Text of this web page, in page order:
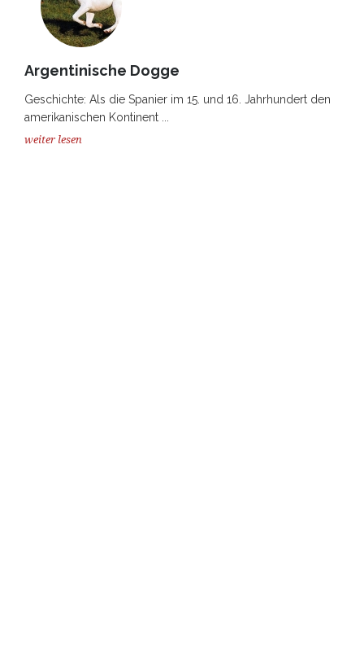
Argentinische Dogge
Geschichte: Als die Spanier im 15. und 16. Jahrhundert den
amerikanischen Kontinent ...
weiter lesen